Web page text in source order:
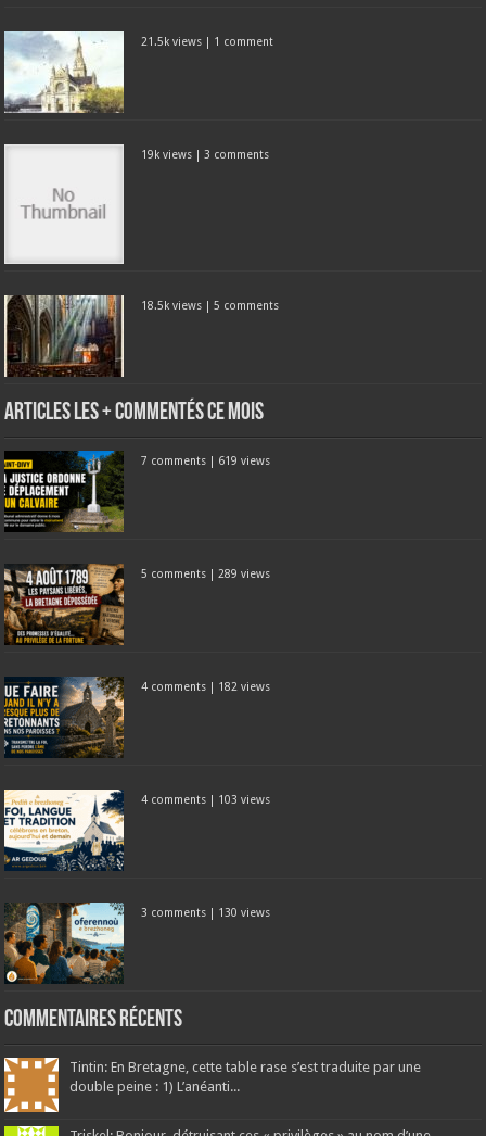
21.5k views | 1 comment
19k views | 3 comments
18.5k views |5 comments
Articles les + commentés ce mois
7 comments | 619 views
5 comments | 289 views
4 comments | 182 views
4 comments | 103 views
3 comments | 130 views
Commentaires récents
Tintin: En Bretagne, cette table rase s’est traduite par une
double peine : 1) L’anéanti...